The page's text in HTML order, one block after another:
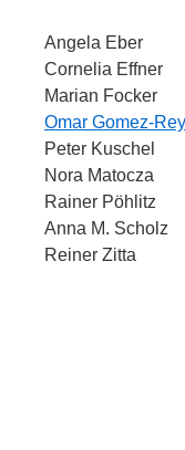
Angela Eber
Cornelia Effner
Marian Focker
Omar Gomez-Rey
Peter Kuschel
Nora Matocza
Rainer Pöhlitz
Anna M. Scholz
Reiner Zitta